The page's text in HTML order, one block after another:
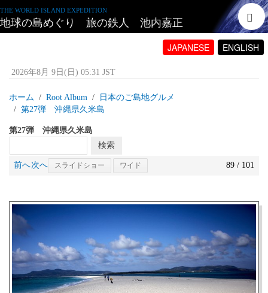
THE WORLD ISLAND EXPEDITION
地球の島めぐり 旅の鉄人 池内嘉正
JAPANESE ENGLISH
2026年8月 9日(日) 05:31 JST
ホーム Root Album
日本のご島地グルメ
第27弾 沖縄県久米島
第27弾 沖縄県久米島
前へ次へ スライドショー ワイド 89 / 101